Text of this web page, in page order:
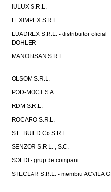
IULUX S.R.L.
LEXIMPEX S.R.L.
LUADREX S.R.L. - distribuitor oficial
DOHLER
MANOBISAN S.R.L.
OLSOM S.R.L.
POD-MOCT S.A.
RDM S.R.L.
ROCARO S.R.L.
S.L. BUILD Co S.R.L.
SENZOR S.R.L. , S.C.
SOLDI - grup de companii
STECLAR S.R.L. - membru ACVILA